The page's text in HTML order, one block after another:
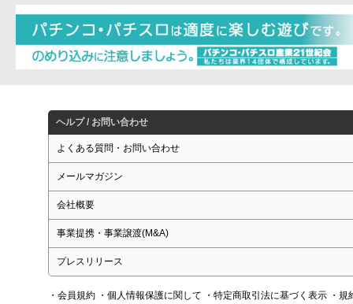
ヘルプ / お問い合わせ
よくある質問・お問い合わせ
メールマガジン
会社概要
事業提携・事業譲渡(M&A)
プレスリリース
・会員規約 ・個人情報保護に関して ・特定商取引法に基づく表示 ・規